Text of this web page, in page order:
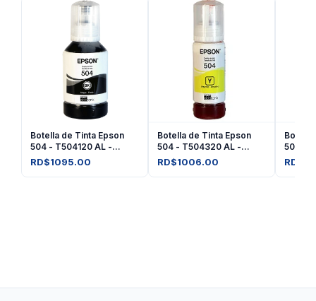
Botella de Tinta Epson
504 - T504120 AL -
Negro
RD$1095.00
Botella de Tinta Epson
504 - T504320 AL -
Amarilla
RD$1006.00
Botella
504 -